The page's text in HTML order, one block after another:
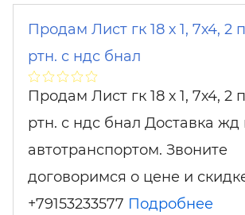
Продам Лист гк 18 х 1, 7х4, 2
ртн. с ндс бнал
Продам Лист гк 18 х 1, 7х4, 2
ртн. с ндс бнал Доставка жд
автотранспортом. Звоните
договоримся о цене и
+79153233577 Подробнее